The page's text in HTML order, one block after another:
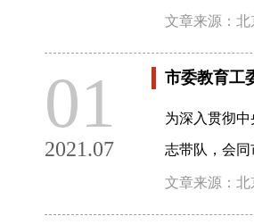
文章来源：北
01
2021.07
市委教育工
为深入贯彻
志带队，会
文章来源：北